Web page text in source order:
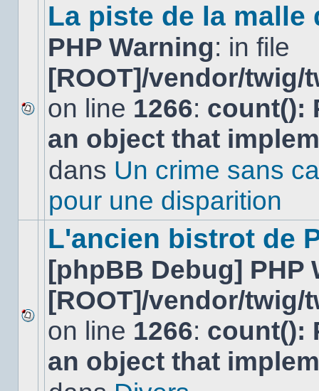
Aucun
nouveau
message
sujet.
La piste de la malle
PHP Warning: in file
[ROOT]/vendor/
on line 1266: count():
an object that
dans Un crime sans
pour une disparition
Aucun
nouveau
message
non-
L'ancien bistrot de
[phpBB Debug] PHP
[ROOT]/vendor/
on line 1266: count():
an object that